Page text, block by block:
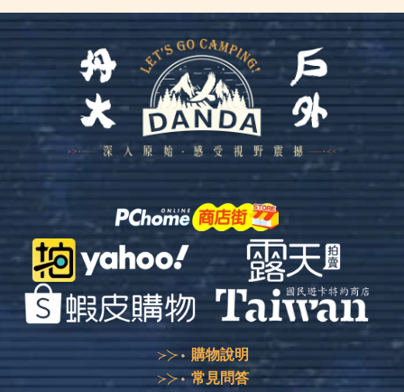
購物說明
常見問答